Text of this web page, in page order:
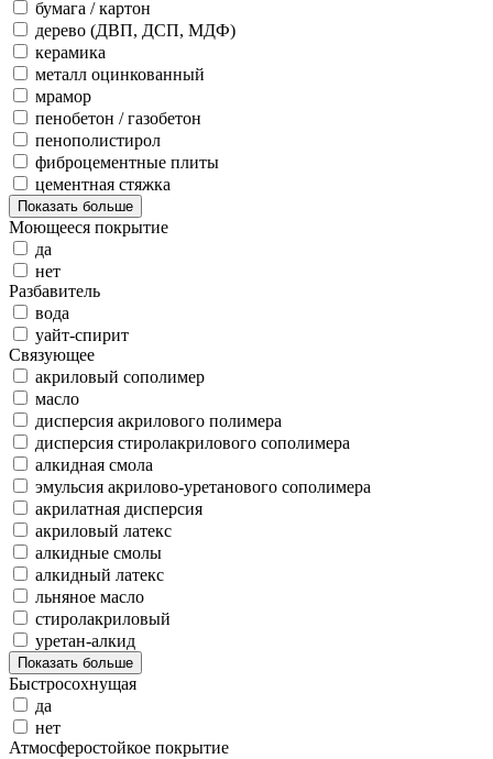
бумага / картон
дерево (ДВП, ДСП, МДФ)
керамика
металл оцинкованный
мрамор
пенобетон / газобетон
пенополистирол
фиброцементные плиты
цементная стяжка
Показать больше
Моющееся покрытие
да
нет
Разбавитель
вода
уайт-спирит
Связующее
акриловый сополимер
масло
дисперсия акрилового полимера
дисперсия стиролакрилового сополимера
алкидная смола
эмульсия акрилово-уретанового сополимера
акрилатная дисперсия
акриловый латекс
алкидные смолы
алкидный латекс
льняное масло
стиролакриловый
уретан-алкид
Показать больше
Быстросохнущая
да
нет
Атмосферостойкое покрытие